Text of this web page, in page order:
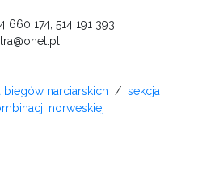
174, 514 191 393
biegów narciarskich / sekcja
norweskiej